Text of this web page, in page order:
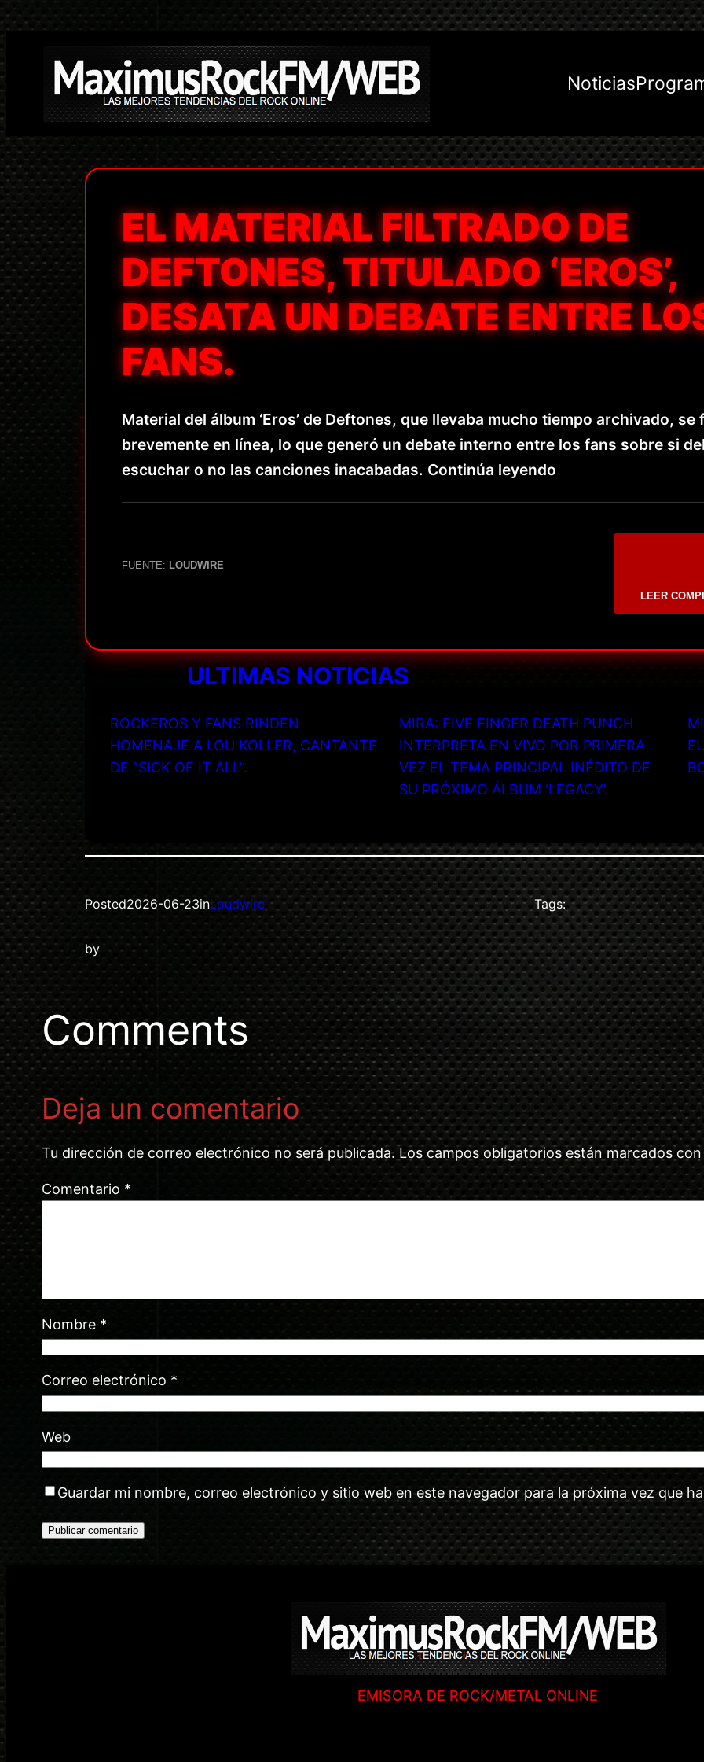
Saltar
contenido
Noticias
EL MATERIAL FILTRADO DE
DEFTONES, TITULADO ‘EROS’,
DESATA UN DEBATE ENTRE
FANS.
Material del álbum ‘Eros’ de Deftones, que llevaba mucho tiempo archivado, se
brevemente en línea, lo que generó un debate interno entre los fans sobre si
escuchar o no las canciones inacabadas. Continúa leyendo
FUENTE: LOUDWIRE
LEER
ULTIMAS NOTICIAS
ROCKEROS Y FANS RINDEN
HOMENAJE A LOU KOLLER, CANTANTE
DE “SICK OF IT ALL”.
MIRA: FIVE FINGER DEATH PUNCH
INTERPRETA EN VIVO POR PRIMERA
VEZ EL TEMA PRINCIPAL INÉDITO DE
SU PRÓXIMO ÁLBUM ‘LEGACY’.
Posted2026-06-23inLoudwire
by
Tags:
Comments
Deja un comentario
Tu dirección de correo electrónico no será publicada. Los campos obligatorios están marcados
Comentario *
Nombre *
Correo electrónico *
Web
Guardar mi nombre, correo electrónico y sitio web en este navegador para la próxima vez que
EMISORA DE ROCK/METAL ONLINE